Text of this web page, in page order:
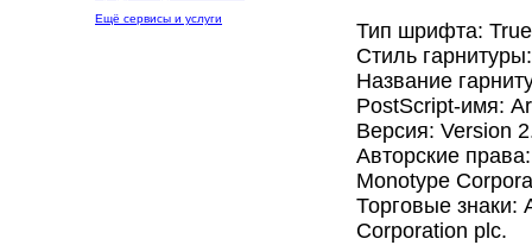
Ещё сервисы и услуги
Тип шрифта:
Стиль
Название
PostScript-имя:
Версия: Version
Авторские
Monotype
Торговые знаки:
Corporation plc.